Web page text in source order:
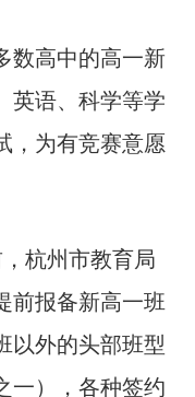
高中的高一新
英语、科学等学
，为有竞赛意愿
杭州市教育局
前报备新高一班
以外的头部班型
一），各种签约